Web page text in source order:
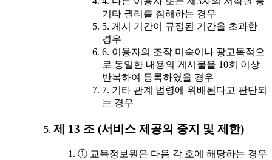
기타 권리를 침해하는 경우
5. 게시 기간이 규정된 기간을 초과한
경우
6. 이용자의 조작 미숙이나 광고목적으
로 동일한 내용의 게시물을 10회 이상
반복하여 등록하였을 경우
7. 기타 관계 법령에 위배된다고 판단되
는 경우
제 13 조 (서비스 제공의 중지 및 제한)
① 교육정보원은 다음 각 호에 해당하는 경우